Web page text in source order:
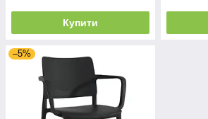
Купити
–5%